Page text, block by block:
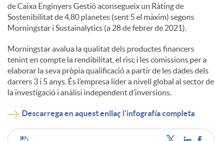
de Caixa Enginyers Gestió aconsegueix un Ràting de
Sostenibilitat de 4,80 planetes (sent 5 el màxim) segons
Morningstar i Sustainalytics (a 28 de febrer de 2021).
Morningstar avalua la qualitat dels productes financers
tenint en compte la rendibilitat, el risc i les comissions per a
elaborar la seva pròpia qualificació a partir de les dades dels
darrers 3 i 5 anys. És l’empresa líder a nivell global al sector de
la investigació i anàlisi independent d’inversions.
Descarrega en aquest enllaç l'infografía completa